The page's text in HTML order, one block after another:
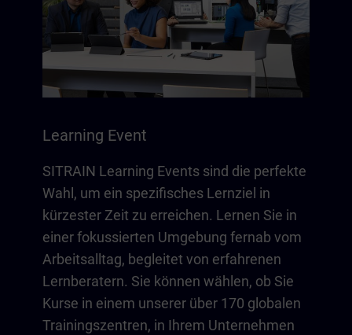
Learning Event
SITRAIN Learning Events sind die perfekte
Wahl, um ein spezifisches Lernziel in
kürzester Zeit zu erreichen. Lernen Sie in
einer fokussierten Umgebung fernab vom
Arbeitsalltag, begleitet von erfahrenen
Lernberatern. Sie können wählen, ob Sie
Kurse in einem unserer über 170 globalen
Trainingszentren, in Ihrem Unternehmen